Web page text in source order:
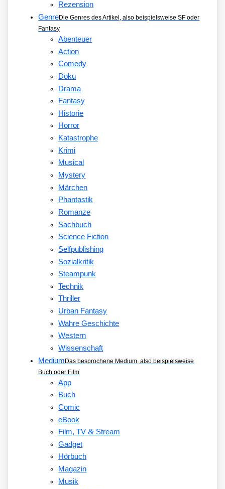
Rezension
GenreDie Genres des Artikel, also beispielsweise SF oder
Fantasy
Abenteuer
Action
Comedy
Doku
Drama
Fantasy
Historie
Horror
Katastrophe
Krimi
Musical
Mystery
Märchen
Phantastik
Romanze
Sachbuch
Science Fiction
Selfpublishing
Sozialkritik
Steampunk
Technik
Thriller
Urban Fantasy
Wahre Geschichte
Western
Wissenschaft
MediumDas besprochene Medium, also beispielsweise
Buch oder Film
App
Buch
Comic
eBook
Film, TV&Stream
Gadget
Hörbuch
Magazin
Musik